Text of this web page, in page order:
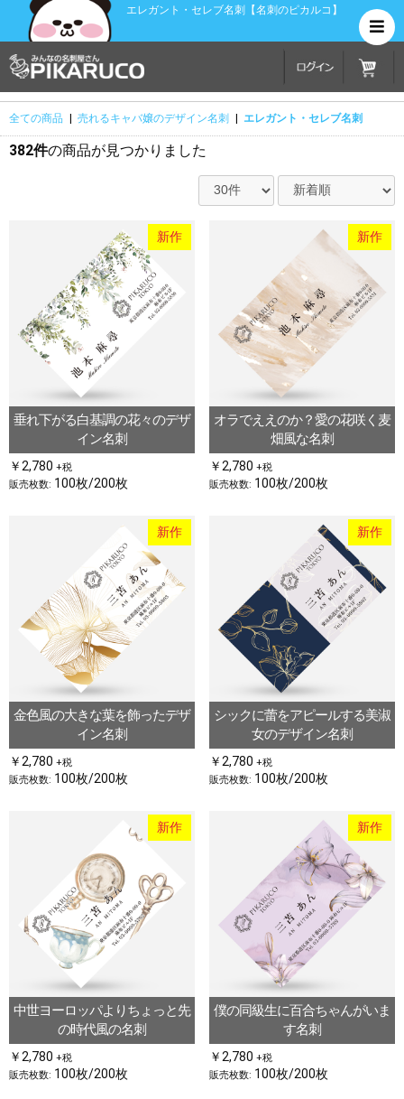
エレガント・セレブ名刺【名刺のピカルコ】
全ての商品 | 売れるキャバ嬢のデザイン名刺 | エレガント・セレブ名刺
382件の商品が見つかりました
新作
垂れ下がる白基調の花々のデザ
イン名刺
￥2,780 +税
販売枚数: 100枚/200枚
新作
オラでええのか？愛の花咲く麦
畑風な名刺
￥2,780 +税
販売枚数: 100枚/200枚
新作
金色風の大きな葉を飾ったデザ
イン名刺
￥2,780 +税
販売枚数: 100枚/200枚
新作
シックに蕾をアピールする美淑
女のデザイン名刺
￥2,780 +税
販売枚数: 100枚/200枚
新作
中世ヨーロッパよりちょっと先
の時代風の名刺
￥2,780 +税
販売枚数: 100枚/200枚
新作
僕の同級生に百合ちゃんがいま
す名刺
￥2,780 +税
販売枚数: 100枚/200枚